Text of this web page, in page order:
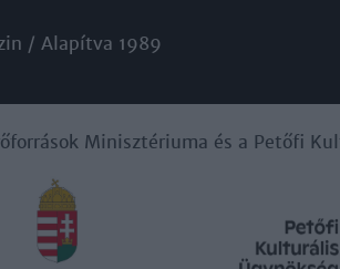
/ Alapítva 1989
Minisztériuma és a Petőfi